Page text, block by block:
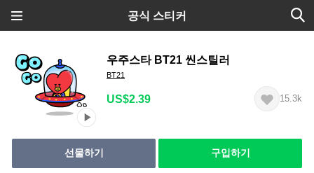
공식 스티커
우주스타 BT21 씬스틸러
BT21
US$2.39 15.3k
선물하기 구입하기